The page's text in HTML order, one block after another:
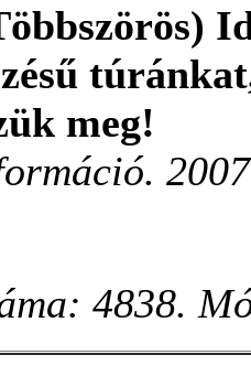
meg!
4838.